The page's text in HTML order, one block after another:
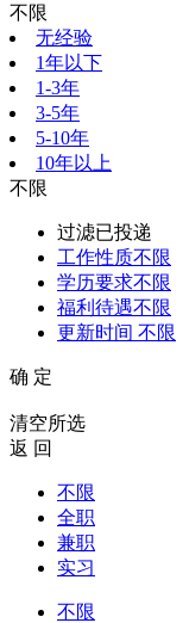
不限
无经验
1年以下
1-3年
3-5年
5-10年
10年以上
不限
过滤已投递
工作性质不限
学历要求不限
福利待遇不限
更新时间 不限
确 定
清空所选
返 回
不限
全职
兼职
实习
不限